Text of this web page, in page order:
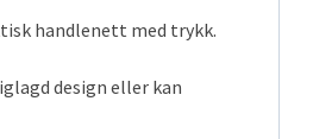
handlenett med trykk.
design eller kan